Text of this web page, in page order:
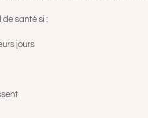
de santé si :
jours